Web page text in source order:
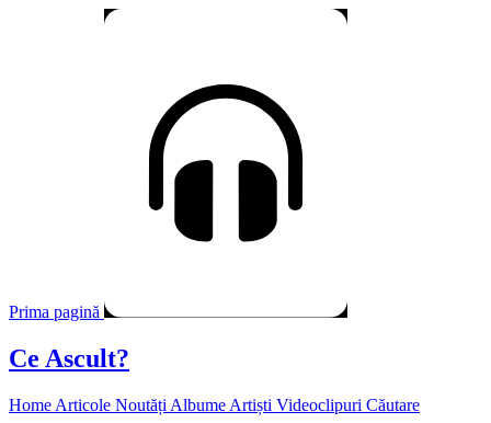
Prima pagină
Ce Ascult?
Home Articole Noutăți Albume Artiști Videoclipuri Căutare